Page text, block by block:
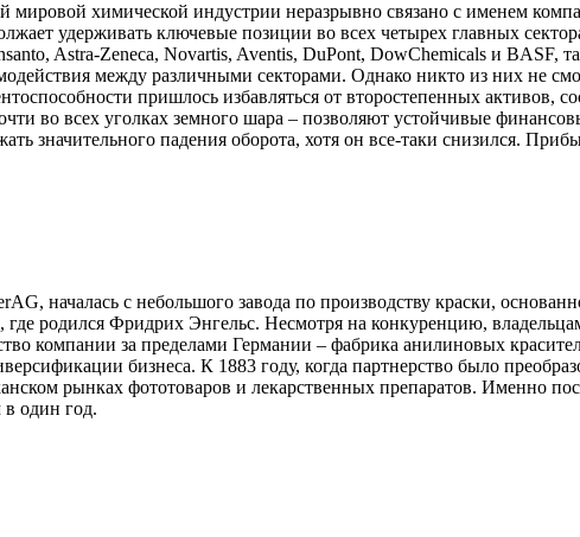
мировой химической индустрии неразрывно связано с именем
удерживать ключевые позиции во всех четырех главных
Astra-Zeneca, Novartis, Aventis, DuPont, DowChemicals и
между различными секторами. Однако никто из них не
пришлось избавляться от второстепенных активов,
во всех уголках земного шара – позволяют устойчивые
значительного падения оборота, хотя он все-таки снизился.
началась с небольшого завода по производству краски,
где родился Фридрих Энгельс. Несмотря на конкуренцию,
компании за пределами Германии – фабрика анилиновых
бизнеса. К 1883 году, когда партнерство было
рынках фототоваров и лекарственных препаратов. Именно
один год.